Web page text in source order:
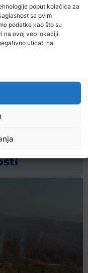
poput kolačića za
sa ovim
podatke kao što su
na ovoj veb lokaciji.
uticati na
do 2050. godine
emisija CO2 za
godine.
Sljedeća vijest